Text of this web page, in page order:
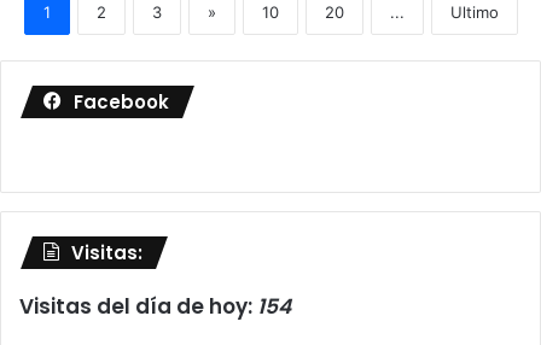
1 2 3 » 10 20 ... Ultimo
Facebook
Visitas:
Visitas del día de hoy: 154